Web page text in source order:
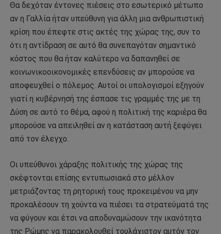
Θα δεχόταν έντονες πιέσεις στο εσωτερικό μέτωπο
αν η Γαλλία ήταν υπεύθυνη για άλλη μια ανθρωπιστική
κρίση που έπεφτε στις ακτές της χώρας της, συν το
ότι η αντίδραση σε αυτό θα συνεπαγόταν σημαντικό
κόστος που θα ήταν καλύτερο να δαπανηθεί σε
κοινωνικοοικονομικές επενδύσεις αν μπορούσε να
αποφευχθεί ο πόλεμος. Αυτοί οι υπολογισμοί εξηγούν
γιατί η κυβέρνησή της έσπασε τις γραμμές της με τη
Δύση σε αυτό το θέμα, αφού η πολιτική της καριέρα θα
μπορούσε να απειληθεί αν η κατάσταση αυτή ξεφύγει
από τον έλεγχο.
Οι υπεύθυνοι χάραξης πολιτικής της χώρας της
σκέφτονται επίσης εντυπωσιακά στο μέλλον
μετριάζοντας τη ρητορική τους προκειμένου να μην
προκαλέσουν τη χούντα να πιέσει τα στρατεύματά της
να φύγουν και έτσι να αποδυναμώσουν την ικανότητα
της Ρώμης να παρακολουθεί τουλάχιστον αυτόν τον